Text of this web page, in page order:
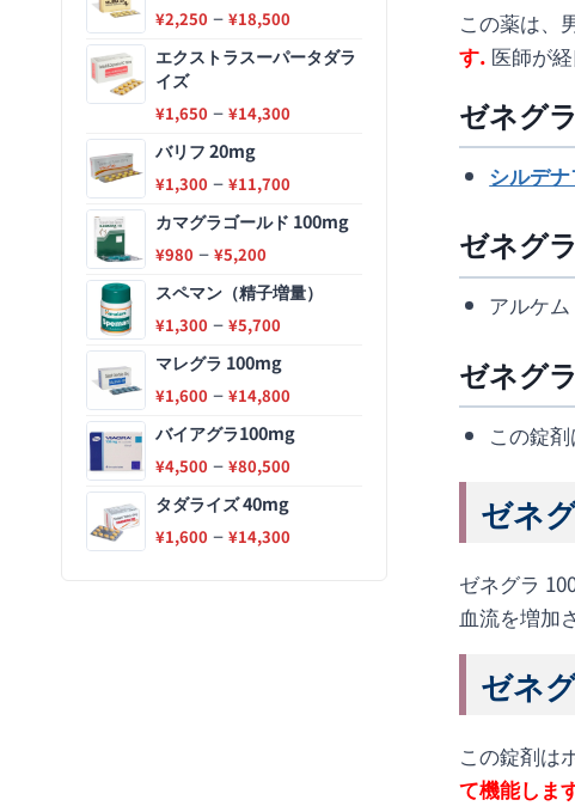
この薬は、
す. 医師が
ゼネグ
シルデ
ゼネグ
アルケ
ゼネグ
この錠
ゼネ
ゼネグラ
血流を増加
ゼネ
この錠剤は
て機能しま
¥2,250 – ¥18,500
エクストラスーパータダラ
イズ
¥1,650 – ¥14,300
バリフ 20mg
¥1,300 – ¥11,700
カマグラゴールド 100mg
¥980 – ¥5,200
スペマン（精子増量）
¥1,300 – ¥5,700
マレグラ 100mg
¥1,600 – ¥14,800
バイアグラ100mg
¥4,500 – ¥80,500
タダライズ 40mg
¥1,600 – ¥14,300